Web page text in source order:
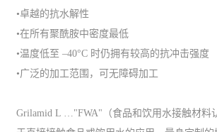
•卓越的抗水解性
•在所有聚酰胺中密度最低
•温度低至 –40°C 时仍拥有较高的抗冲击强度
•广泛的加工范围，可无障碍加工
Grilamid L …"FWA"（食品和饮用水接触材料